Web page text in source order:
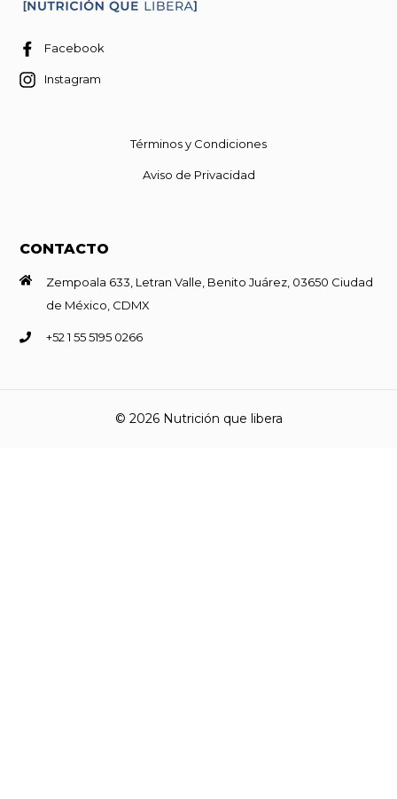
Facebook
Instagram
Términos y Condiciones
Aviso de Privacidad
CONTACTO
Zempoala 633, Letran Valle, Benito Juárez, 03650 Ciudad
de México, CDMX
+52 1 55 5195 0266
© 2026 Nutrición que libera